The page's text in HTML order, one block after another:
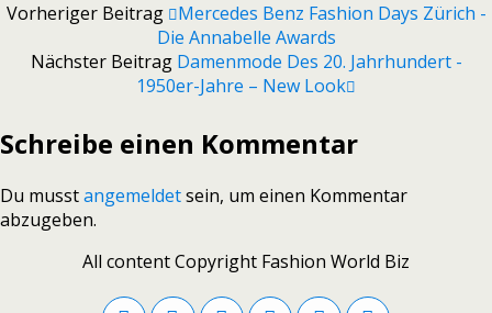
Vorheriger Beitrag
Mercedes Benz Fashion Days Zürich -
Die Annabelle Awards
Nächster Beitrag Damenmode Des 20. Jahrhundert -
1950er-Jahre – New Look
Schreibe einen Kommentar
Du musstangemeldetsein, um einen Kommentar
abzugeben.
All content Copyright Fashion World Biz